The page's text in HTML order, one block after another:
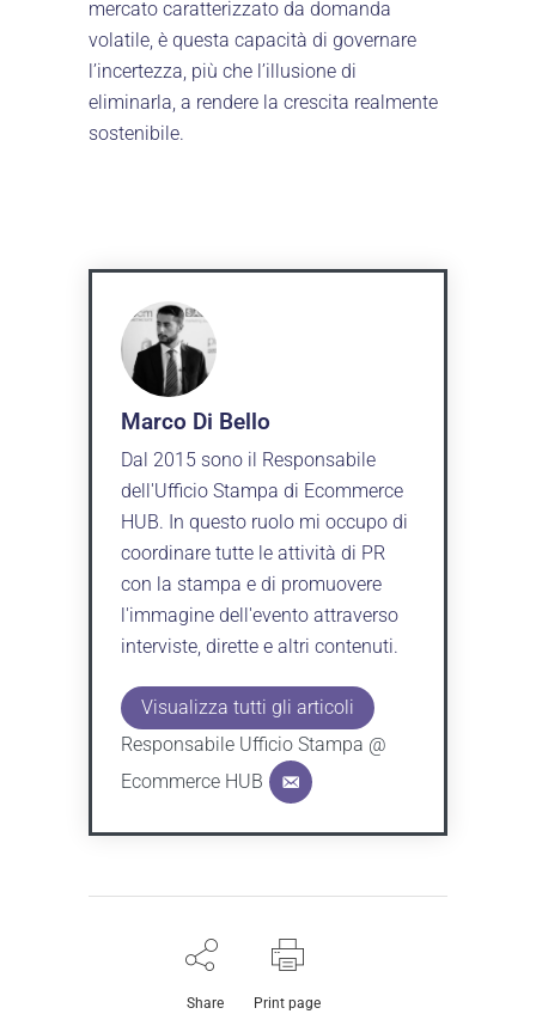
mercato caratterizzato da domanda
volatile, è questa capacità di governare
l’incertezza, più che l’illusione di
eliminarla, a rendere la crescita realmente
sostenibile.
Marco Di Bello
Dal 2015 sono il Responsabile
dell'Ufficio Stampa di Ecommerce
HUB. In questo ruolo mi occupo di
coordinare tutte le attività di PR
con la stampa e di promuovere
l'immagine dell'evento attraverso
interviste, dirette e altri contenuti.
Visualizza tutti gli articoli
Responsabile Ufficio Stampa @
Ecommerce HUB
Share Print page